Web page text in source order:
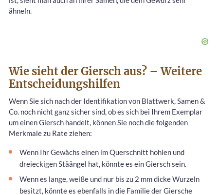
ähneln.
Wie sieht der Giersch aus? – Weitere
Entscheidungshilfen
Wenn Sie sich nach der Identifikation von Blattwerk, Samen &
Co. noch nicht ganz sicher sind, ob es sich bei Ihrem Exemplar
um einen Giersch handelt, können Sie noch die folgenden
Merkmale zu Rate ziehen:
Wenn Ihr Gewächs einen im Querschnitt hohlen und
dreieckigen Stäängel hat, könnte es ein Giersch sein.
Wenn es lange, weiße und nur bis zu 2 mm dicke Wurzeln
besitzt, könnte es ebenfalls in die Familie der Giersche